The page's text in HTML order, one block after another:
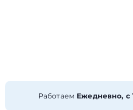
Работаем Ежедневно, с